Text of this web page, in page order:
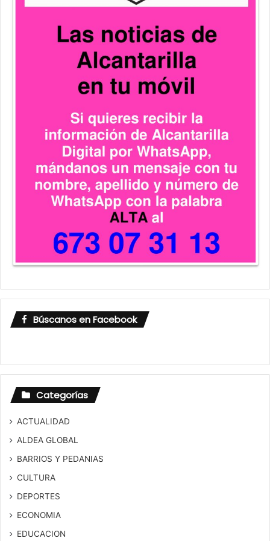
Búscanos en Facebook
Categorías
ACTUALIDAD
ALDEA GLOBAL
BARRIOS Y PEDANIAS
CULTURA
DEPORTES
ECONOMIA
EDUCACION